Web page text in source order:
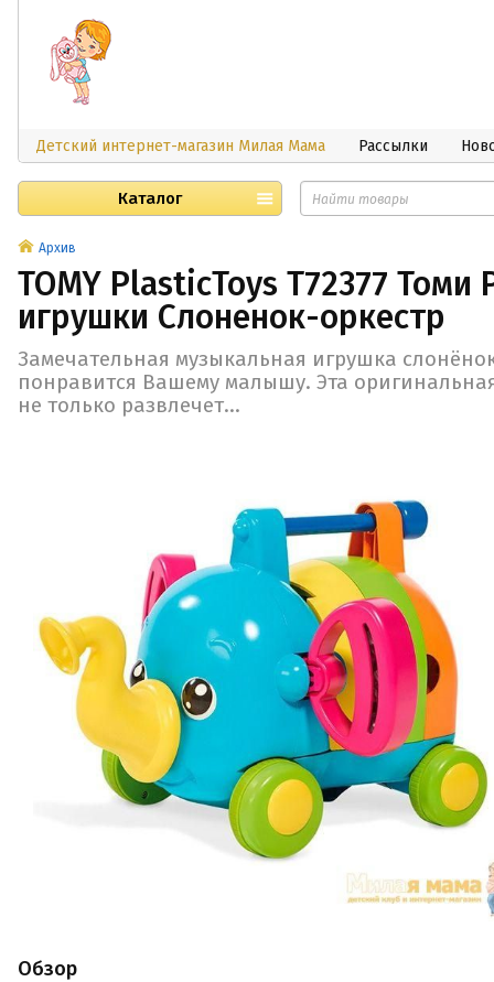
Детский интернет-магазин Милая Мама Рассылки
Каталог
Архив
TOMY PlasticToys T72377
игрушки Слоненок-оркестр
Замечательная музыкальная игрушка
понравится Вашему малышу. Эта
не только развлечет...
Обзор